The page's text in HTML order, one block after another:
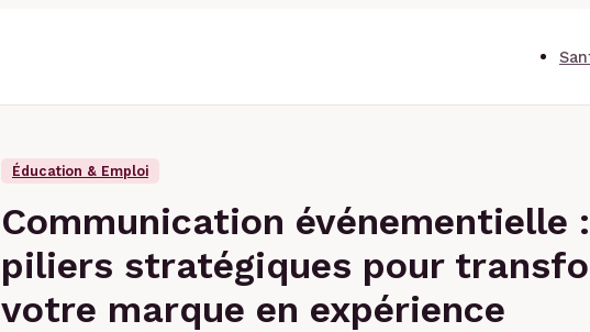
Éducation & Emploi
Communication événementielle
piliers stratégiques pour
votre marque en expérience